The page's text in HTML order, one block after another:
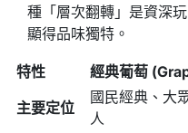
種「層次翻轉」是資深
顯得品味獨特。
特性 經典葡萄
主要定位
國民經典、大
人